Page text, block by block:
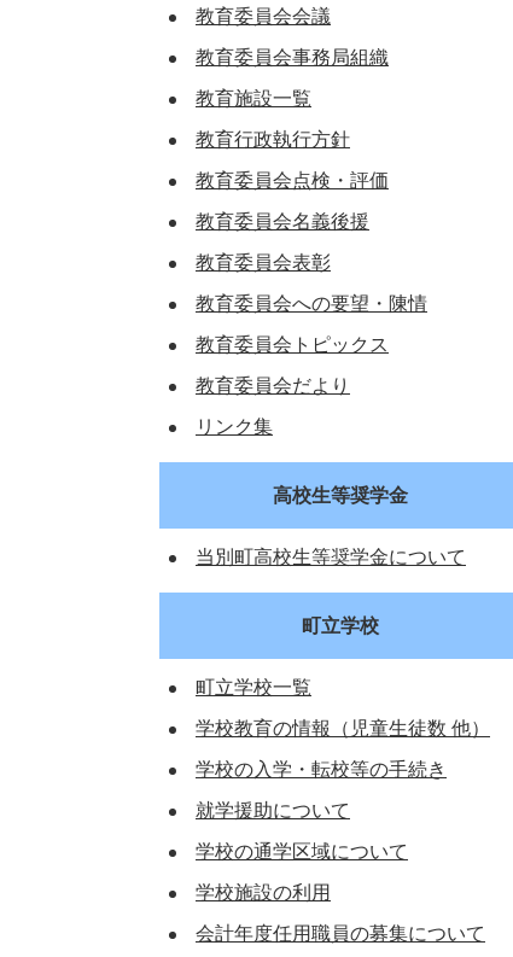
教育委員会会議
教育委員会事務局組織
教育施設一覧
教育行政執行方針
教育委員会点検・評価
教育委員会名義後援
教育委員会表彰
教育委員会への要望・陳情
教育委員会トピックス
教育委員会だより
リンク集
高校生等奨学金
当別町高校生等奨学金について
町立学校
町立学校一覧
学校教育の情報（児童生徒数 他）
学校の入学・転校等の手続き
就学援助について
学校の通学区域について
学校施設の利用
会計年度任用職員の募集について